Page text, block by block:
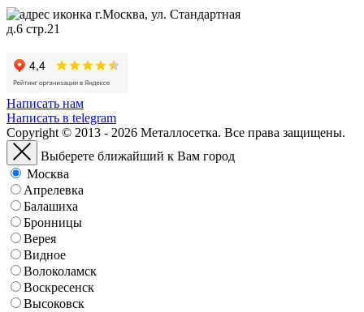
г.Москва, ул. Стандартная
д.6 стр.21
Написать нам
Написать в telegram
Copyright © 2013 - 2026 Металлосетка. Все права защищены.
Выберете ближайший к Вам город
Москва
Апрелевка
Балашиха
Бронницы
Верея
Видное
Волоколамск
Воскресенск
Высоковск